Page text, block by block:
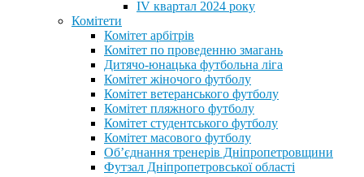
IV квартал 2024 року
Комітети
Комітет арбітрів
Комітет по проведенню змагань
Дитячо-юнацька футбольна ліга
Комітет жіночого футболу
Комітет ветеранського футболу
Комітет пляжного футболу
Комітет студентського футболу
Комітет масового футболу
Обʼєднання тренерів Дніпропетровщини
Футзал Дніпропетровської області